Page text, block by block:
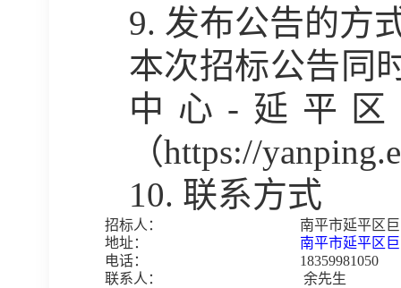
9. 发布公告的方
本次招标公告同
中心 -延平
（https://
10. 联系方式
招标人：
南平市延平区
地址：
南平市延平区
电话：
18359981050
联系人：
余先生